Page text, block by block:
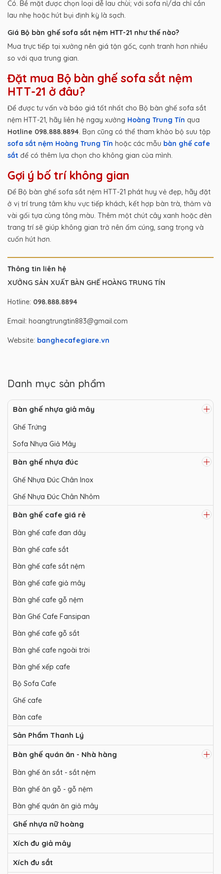
Có. Bề mặt được chọn loại dễ lau chùi; với sofa nỉ/da chỉ cần
lau nhẹ hoặc hút bụi định kỳ là sạch.
Giá Bộ bàn ghế sofa sắt nệm HTT-21 như thế nào?
Mua trực tiếp tại xưởng nên giá tận gốc, cạnh tranh hơn nhiều
so với qua trung gian.
Đặt mua Bộ bàn ghế sofa sắt nệm
HTT-21 ở đâu?
Để được tư vấn và báo giá tốt nhất cho Bộ bàn ghế sofa sắt
nệm HTT-21, hãy liên hệ ngay xưởng Hoàng Trung Tín qua
Hotline 098.888.8894. Bạn cũng có thể tham khảo bộ sưu tập
sofa sắt nệm Hoàng Trung Tín hoặc các mẫu bàn ghế cafe
sắt để có thêm lựa chọn cho không gian của mình.
Gợi ý bố trí không gian
Để Bộ bàn ghế sofa sắt nệm HTT-21 phát huy vẻ đẹp, hãy đặt
ở vị trí trung tâm khu vực tiếp khách, kết hợp bàn trà, thảm và
vài gối tựa cùng tông màu. Thêm một chút cây xanh hoặc đèn
trang trí sẽ giúp không gian trở nên ấm cúng, sang trọng và
cuốn hút hơn.
Thông tin liên hệ
XƯỞNG SẢN XUẤT BÀN GHẾ HOÀNG TRUNG TÍN
Hotline: 098.888.8894
Email: hoangtrungtin883@gmail.com
Website: banghecafegiare.vn
Danh mục sản phẩm
Bàn ghế nhựa giả mây
Ghế Trứng
Sofa Nhựa Giả Mây
Bàn ghế nhựa đúc
Ghế Nhựa Đúc Chân Inox
Ghế Nhựa Đúc Chân Nhôm
Bàn ghế cafe giá rẻ
Bàn ghế cafe đan dây
Bàn ghế cafe sắt
Bàn ghế cafe sắt nệm
Bàn ghế cafe giả mây
Bàn ghế cafe gỗ nệm
Bàn Ghế Cafe Fansipan
Bàn ghế cafe gỗ sắt
Bàn ghế cafe ngoài trời
Bàn ghế xếp cafe
Bộ Sofa Cafe
Ghế cafe
Bàn cafe
Sản Phẩm Thanh Lý
Bàn ghế quán ăn - Nhà hàng
Bàn ghế ăn sắt - sắt nệm
Bàn ghế ăn gỗ - gỗ nệm
Bàn ghế quán ăn giả mây
Ghế nhựa nữ hoàng
Xích đu giả mây
Xích đu sắt